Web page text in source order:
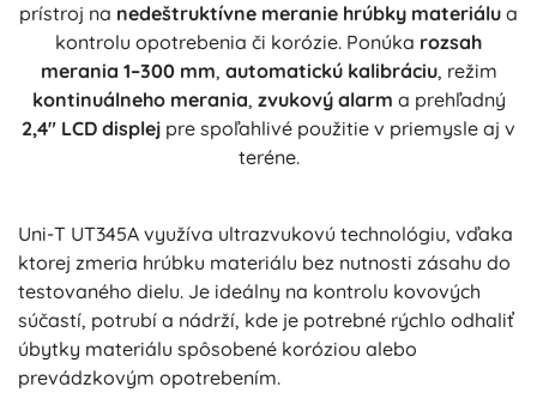
prístroj na nedeštruktívne meranie hrúbky materiálu a
kontrolu opotrebenia či korózie. Ponúka rozsah
merania 1–300 mm, automatickú kalibráciu, režim
kontinuálneho merania, zvukový alarm a prehľadný
2,4″ LCD displej pre spoľahlivé použitie v priemysle aj v
teréne.
Uni-T UT345A využíva ultrazvukovú technológiu, vďaka
ktorej zmeria hrúbku materiálu bez nutnosti zásahu do
testovaného dielu. Je ideálny na kontrolu kovových
súčastí, potrubí a nádrží, kde je potrebné rýchlo odhaliť
úbytky materiálu spôsobené koróziou alebo
prevádzkovým opotrebením.